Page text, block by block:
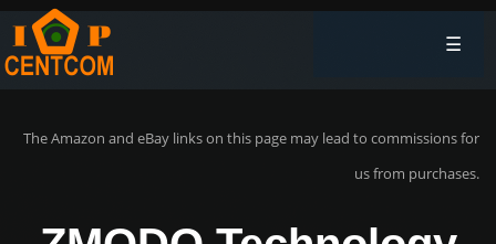
☰
The Amazon and eBay links on this page may lead to commissions for
us from purchases.